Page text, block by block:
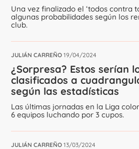
Una vez finalizado el ‘todos contra
algunas probabilidades según los
club.
JULIÁN CARREÑO 19/04/2024
¿Sorpresa? Estos serían
clasificados a
según las estadísticas
Las últimas jornadas en la Liga
6 equipos luchando por 3 cupos.
JULIÁN CARREÑO 13/03/2024